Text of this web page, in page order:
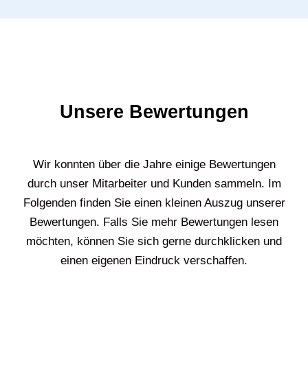
Unsere Bewertungen
Wir konnten über die Jahre einige Bewertungen
durch unser Mitarbeiter und Kunden sammeln. Im
Folgenden finden Sie einen kleinen Auszug unserer
Bewertungen. Falls Sie mehr Bewertungen lesen
möchten, können Sie sich gerne durchklicken und
einen eigenen Eindruck verschaffen.